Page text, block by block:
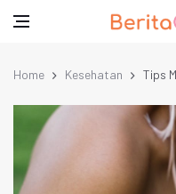
Home Kesehatan Tips